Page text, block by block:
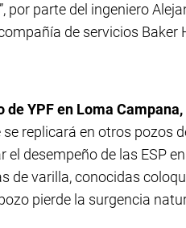
por parte del ingeniero
de servicios Baker
de YPF en Loma Campana,
replicará en otros pozos
desempeño de las ESP en
de varilla, conocidas
pierde la surgencia